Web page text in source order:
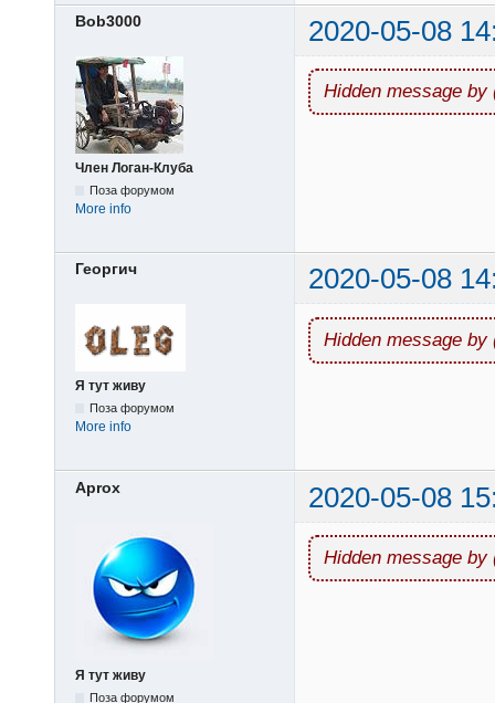
Bob3000 2020-05-08
Член Логан-Клуба
Поза форумом
More info
Hidden message by
Георгич 2020-05-08
Я тут живу
Поза форумом
More info
Hidden message by
Aprox 2020-05-08
Я тут живу
Поза форумом
Hidden message by